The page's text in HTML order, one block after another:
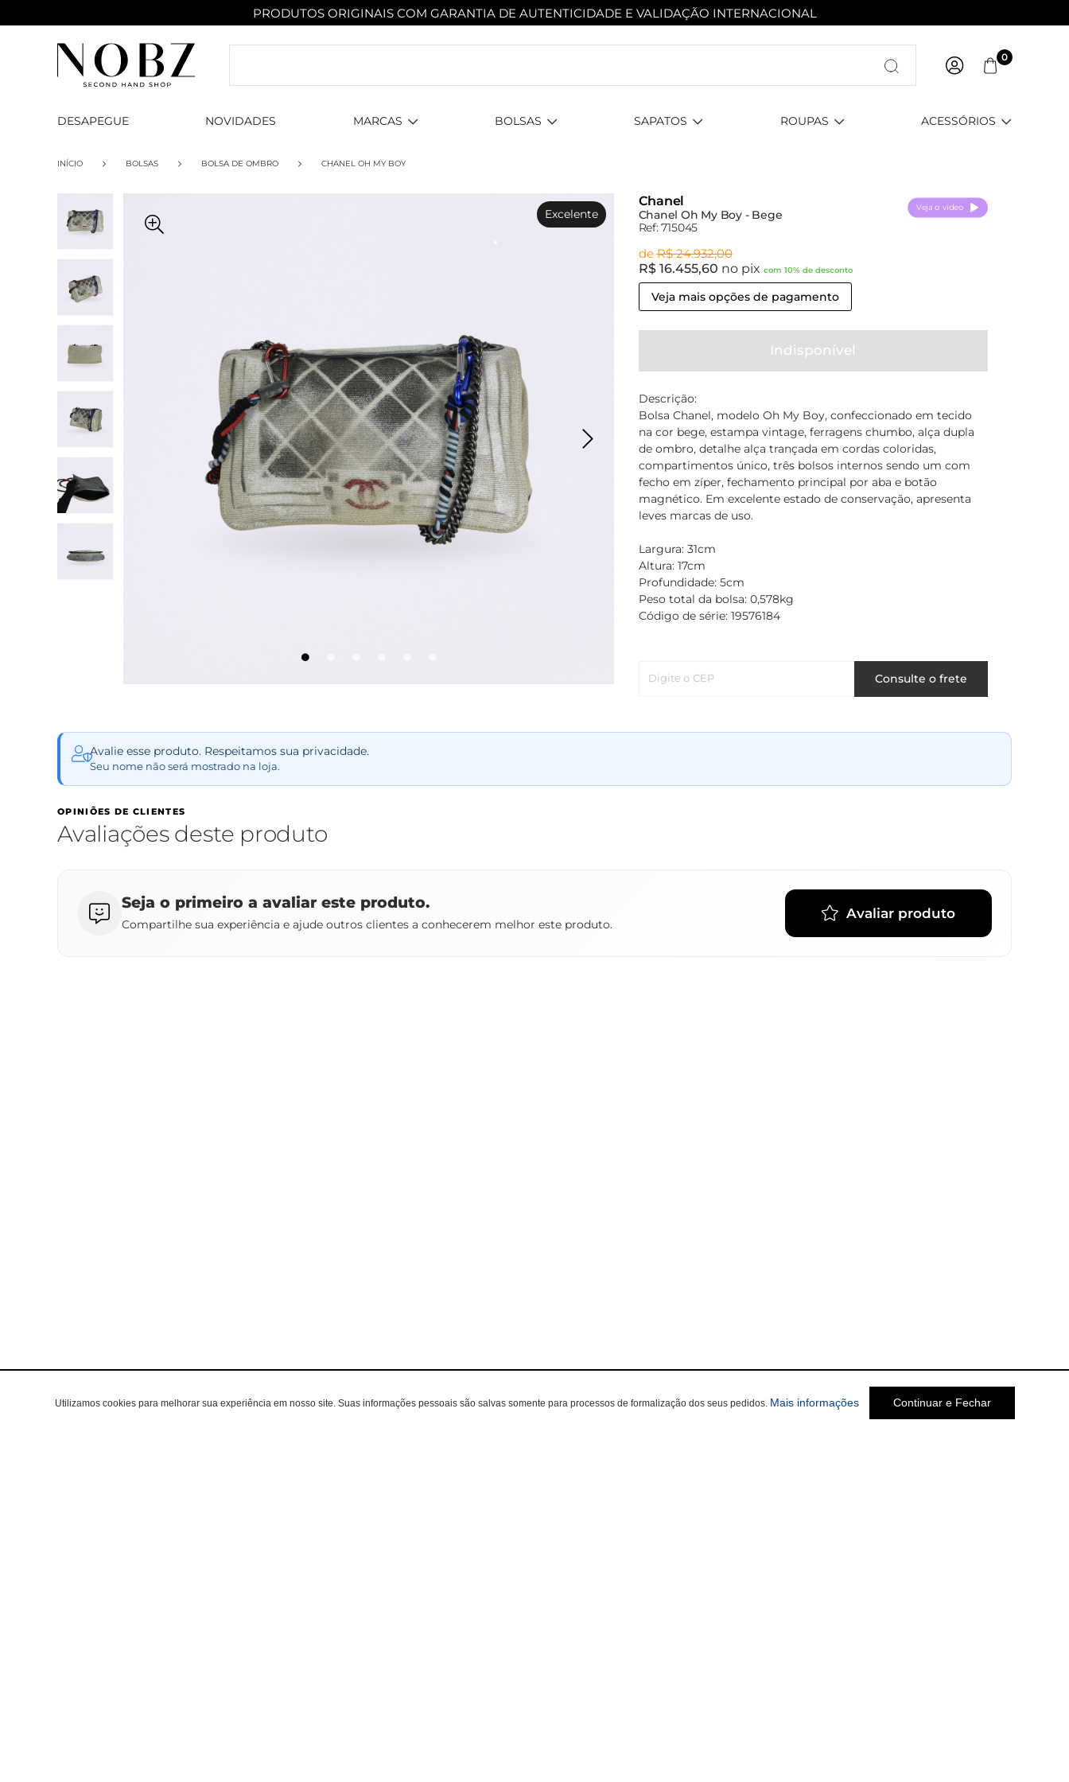
PRODUTOS ORIGINAIS COM GARANTIA DE AUTENTICIDADE E VALIDAÇÃO INTERNACIONAL
0
DESAPEGUE NOVIDADES MARCAS BOLSAS SAPATOS ROUPAS ACESSÓRIOS
INÍCIO BOLSAS BOLSA DE OMBRO CHANEL OH MY BOY
Excelente
Chanel
Chanel Oh My Boy - Bege
Ref: 715045
Veja o vídeo
deR$ 24.932,00
R$ 16.455,60 no pix com 10% de desconto
Veja mais opções de pagamento
Indisponível
Descrição:
Bolsa Chanel, modelo Oh My Boy, confeccionado em tecido
na cor bege, estampa vintage, ferragens chumbo, alça dupla
de ombro, detalhe alça trançada em cordas coloridas,
compartimentos único, três bolsos internos sendo um com
fecho em zíper, fechamento principal por aba e botão
magnético. Em excelente estado de conservação, apresenta
leves marcas de uso.
Largura: 31cm
Altura: 17cm
Profundidade: 5cm
Peso total da bolsa: 0,578kg
Código de série: 19576184
Digite o CEP Consulte o frete
Avalie esse produto. Respeitamos sua privacidade.
Seu nome não será mostrado na loja.
OPINIÕES DE CLIENTES
Avaliações deste produto
Seja o primeiro a avaliar este produto.
Compartilhe sua experiência e ajude outros clientes a conhecerem melhor este produto.
Avaliar produto
Utilizamos cookies para melhorar sua experiência em nosso site. Suas informações pessoais são salvas somente para processos de formalização dos seus pedidos. Mais informações Continuar e Fechar